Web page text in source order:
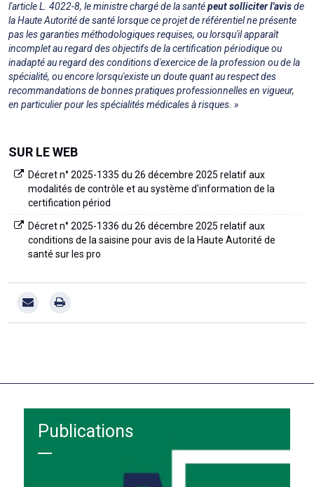
l'article L. 4022-8, le ministre chargé de la santépeut solliciter l'avisde
la Haute Autorité de santé lorsque ce projet de référentiel ne présente
pas les garanties méthodologiques requises, ou lorsqu'il apparaît
incomplet au regard des objectifs de la certification périodique ou
inadapté au regard des conditions d'exercice de la profession ou de la
spécialité, ou encore lorsqu'existe un doute quant au respect des
recommandations de bonnes pratiques professionnelles en vigueur,
en particulier pour les spécialités médicales à risques. »
SUR LE WEB
Décret n° 2025-1335 du 26 décembre 2025 relatif aux
modalités de contrôle et au système d'information de la
certification périod
Décret n° 2025-1336 du 26 décembre 2025 relatif aux
conditions de la saisine pour avis de la Haute Autorité de
santé sur les pro
Publications